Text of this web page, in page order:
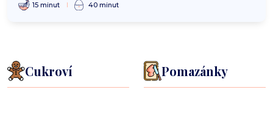
15 minut 40 minut
Cukroví Pomazánky